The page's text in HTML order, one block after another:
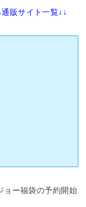
販サイト一覧↓↓
ョー福袋の予約開始